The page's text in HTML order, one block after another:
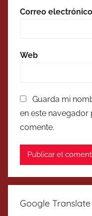
Correo electrónico
Web
Guarda mi
en este navegador
comente.
Google Translate